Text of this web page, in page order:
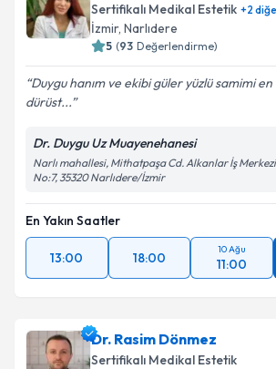
Sertifikalı Medikal Estetik +2
İzmir, Narlıdere
5 (93 Değerlendirme)
Duygu hanım ve ekibi güler yüzlü samimi
dürüst...
Dr. Duygu Uz Muayenehanesi
Narlı mahallesi, Mithatpaşa Cd. Alkanlar İş Merkezi
No:7, 35320 Narlıdere/İzmir
En Yakın Saatler
13:00 18:00
10 Ağu
11:00
Dr. Rasim Dönmez
Sertifikalı Medikal Estetik